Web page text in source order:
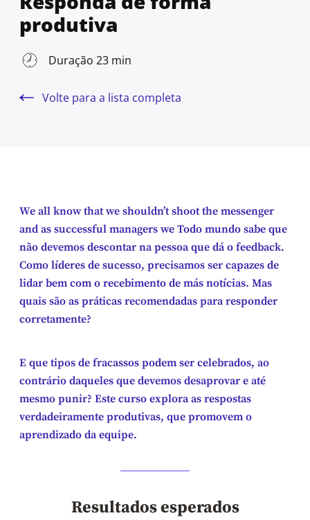
produtiva
Duração 23 min
Volte para a lista completa
We all know that we shouldn’t shoot the messenger
and as successful managers we Todo mundo sabe que
não devemos descontar na pessoa que dá o feedback.
Como líderes de sucesso, precisamos ser capazes de
lidar bem com o recebimento de más notícias. Mas
quais são as práticas recomendadas para responder
corretamente?
E que tipos de fracassos podem ser celebrados, ao
contrário daqueles que devemos desaprovar e até
mesmo punir? Este curso explora as respostas
verdadeiramente produtivas, que promovem o
aprendizado da equipe.
Resultados esperados